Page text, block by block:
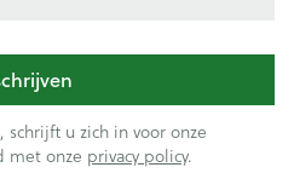
u zich in voor onze
met onze privacy policy.